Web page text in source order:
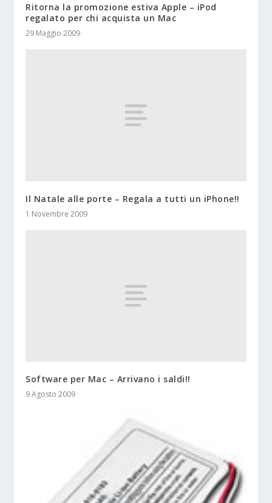
Ritorna la promozione estiva Apple – iPod
regalato per chi acquista un Mac
29 Maggio 2009
Il Natale alle porte – Regala a tutti un iPhone!!
1 Novembre 2009
Software per Mac – Arrivano i saldi!!
9 Agosto 2009